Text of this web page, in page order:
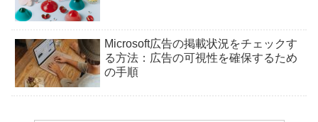
Microsoft広告の掲載状況をチェックす
る方法：広告の可視性を確保するため
の手順